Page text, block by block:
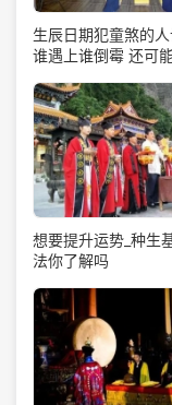
生辰日期犯童煞的
谁遇上谁倒霉 还可
想要提升运势_种生
法你了解吗